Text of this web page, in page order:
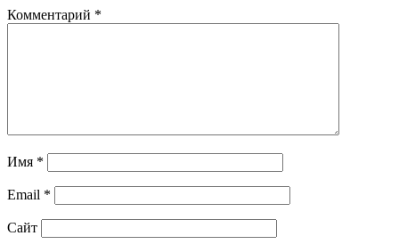
Комментарий *
Имя *
Email *
Сайт